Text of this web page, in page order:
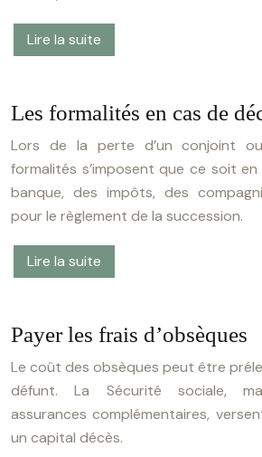
Lire la suite
Les formalités en cas de
Lors de la perte d’un conjoint
formalités s’imposent que ce soit
banque, des impôts, des
pour le règlement de la succession.
Lire la suite
Payer les frais d’obsèques
Le coût des obsèques peut être
défunt. La Sécurité sociale,
assurances complémentaires,
un capital décès.